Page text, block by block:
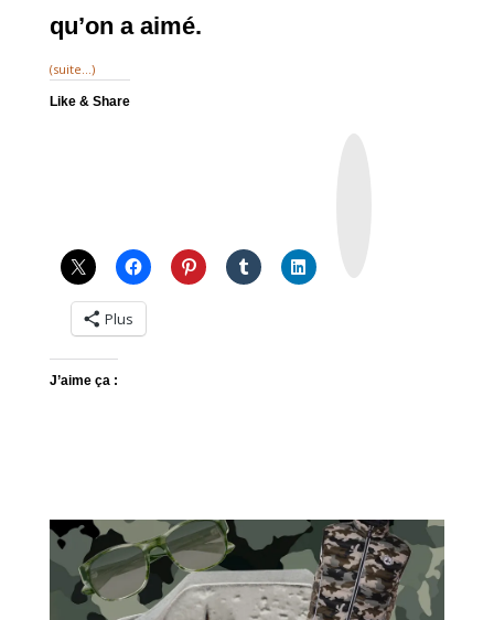
qu’on a aimé.
(suite…)
Like & Share
Plus
J’aime ça :